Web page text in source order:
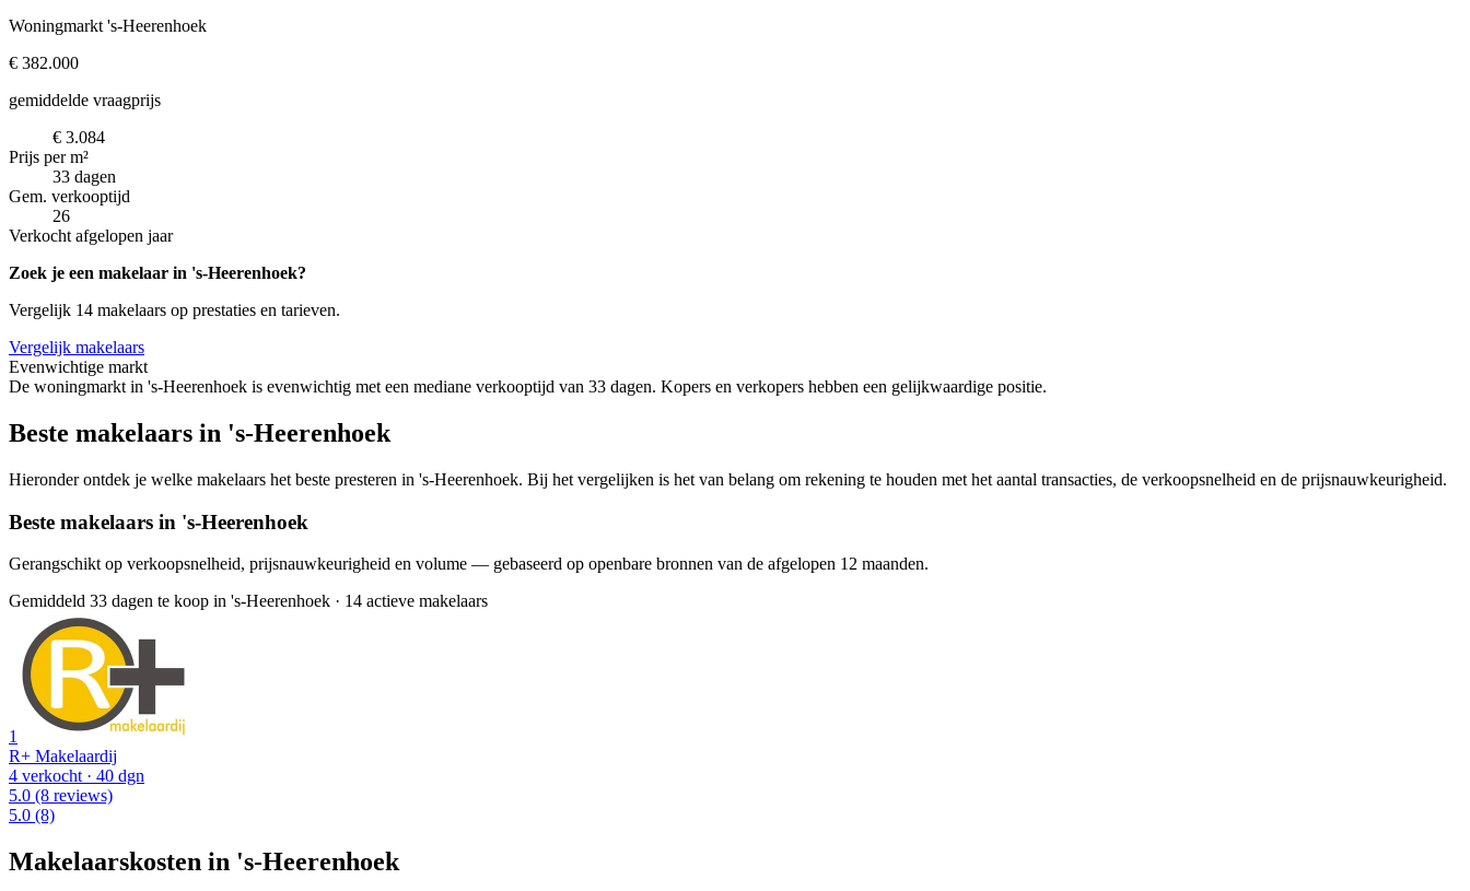
Woningmarkt 's-Heerenhoek
€ 382.000
gemiddelde vraagprijs
€ 3.084
Prijs per m²
33 dagen
Gem. verkooptijd
26
Verkocht afgelopen jaar
Zoek je een makelaar in 's-Heerenhoek?
Vergelijk 14 makelaars op prestaties en tarieven.
Vergelijk makelaars
Evenwichtige markt
De woningmarkt in 's-Heerenhoek is evenwichtig met een mediane verkooptijd van 33 dagen. Kopers en verkopers hebben een gelijkwaardige positie.
Beste makelaars in 's-Heerenhoek
Hieronder ontdek je welke makelaars het beste presteren in 's-Heerenhoek. Bij het vergelijken is het van belang om rekening te houden met het aantal transacties, de verkoopsnelheid en de prijsnauwkeurigheid.
Beste makelaars in 's-Heerenhoek
Gerangschikt op verkoopsnelheid, prijsnauwkeurigheid en volume — gebaseerd op openbare bronnen van de afgelopen 12 maanden.
Gemiddeld 33 dagen te koop in 's-Heerenhoek · 14 actieve makelaars
1
R+ Makelaardij
4 verkocht · 40 dgn
5.0 (8 reviews)
5.0 (8)
Makelaarskosten in 's-Heerenhoek